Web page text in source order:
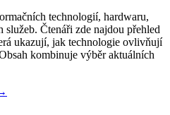
technologií, hardwaru,
Čtenáři zde najdou přehled
ukazují, jak technologie ovlivňují
kombinuje výběr aktuálních